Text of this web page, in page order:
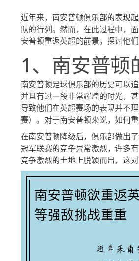
近年来，南安普顿俱乐部的表现
队的行列。然而，在此过程中，
安普顿重返英超的前景，探讨他
1、南安普顿
南安普顿足球俱乐部的历史可以
并且有过一段非常辉煌的时光，
导致他们在英超赛场的表现并不
赛）。对于南安普顿来说，如何
在南安普顿降级后，俱乐部做出
冠军联赛的竞争异常激烈，许多
竞争激烈的土地上脱颖而出，这